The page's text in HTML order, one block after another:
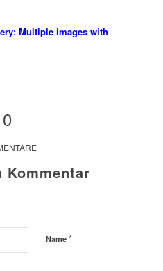
Multiple images with
0
Kommentar
Name *